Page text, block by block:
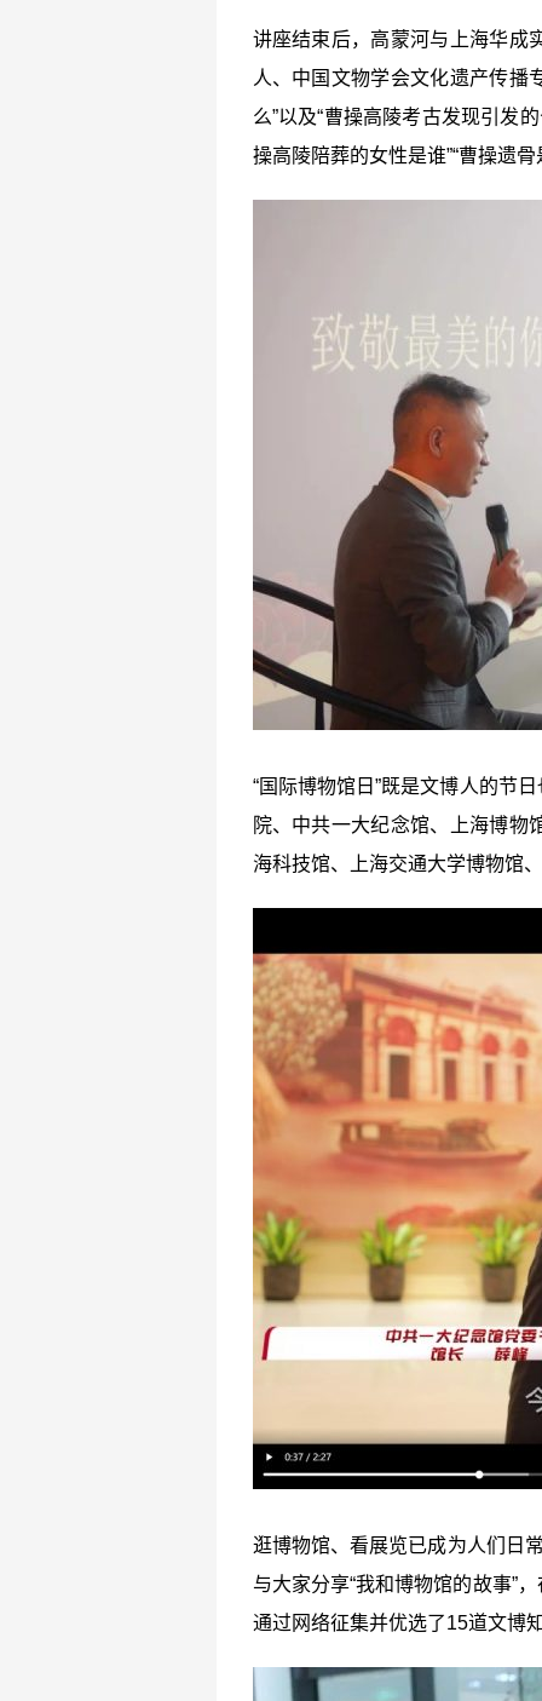
讲座结束后，高蒙河与上海华成
人、中国文物学会文化遗产传播
么”以及“曹操高陵考古发现引发
操高陵陪葬的女性是谁”“曹操遗
“国际博物馆日”既是文博人的节
院、中共一大纪念馆、上海博物
海科技馆、上海交通大学博物馆
逛博物馆、看展览已成为人们日
与大家分享“我和博物馆的故事”
通过网络征集并优选了15道文博